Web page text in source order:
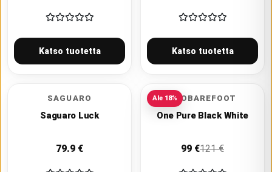
Katso tuotetta Katso tuotetta
SAGUARO
Saguaro Luck
79.9 €
NEOBAREFOOT
One Pure Black White
99 €121€
Ale 18%